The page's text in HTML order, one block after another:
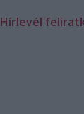
Hírlevél